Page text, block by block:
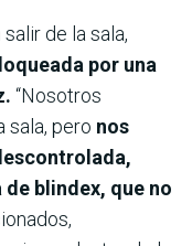
de la sala,
por una
“Nosotros
sala, pero nos
blindex, que no